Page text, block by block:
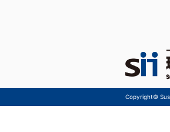
Copyright©